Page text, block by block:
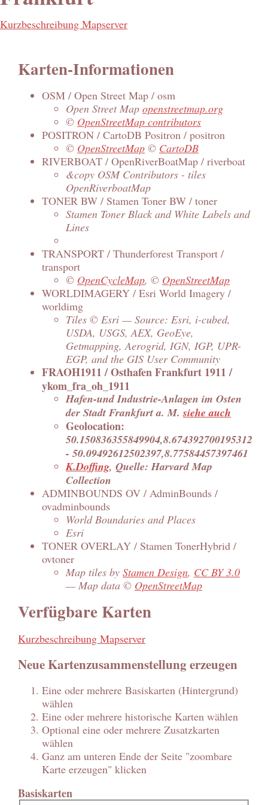
Kurzbeschreibung Mapserver
Karten-Informationen
OSM / Open Street Map / osm
Open Street Map openstreetmap.org
© OpenStreetMap contributors
POSITRON / CartoDB Positron / positron
© OpenStreetMap © CartoDB
RIVERBOAT / OpenRiverBoatMap / riverboat
&copy OSM Contributors - tiles
OpenRiverboatMap
TONER BW / Stamen Toner BW / toner
Stamen Toner Black and White Labels and
Lines
TRANSPORT / Thunderforest Transport /
transport
© OpenCycleMap, © OpenStreetMap
WORLDIMAGERY / Esri World Imagery /
worldimg
Tiles © Esri — Source: Esri, i-cubed,
USDA, USGS, AEX, GeoEye,
Getmapping, Aerogrid, IGN, IGP, UPR-
EGP, and the GIS User Community
FRAOH1911 / Osthafen Frankfurt 1911 /
ykom_fra_oh_1911
Hafen-und Industrie-Anlagen im Osten
der Stadt Frankfurt a. M.siehe auch
Geolocation:
50.150836355849904,8.674392700195312
- 50.09492612502397,8.77584457397461
K.Doffing, Quelle: Harvard Map
Collection
ADMINBOUNDS OV / AdminBounds /
ovadminbounds
World Boundaries and Places
Esri
TONER OVERLAY / Stamen TonerHybrid /
ovtoner
Map tiles by Stamen Design, CC BY 3.0
— Map data © OpenStreetMap
Verfügbare Karten
Kurzbeschreibung Mapserver
Neue Kartenzusammenstellung erzeugen
Eine oder mehrere Basiskarten (Hintergrund)
wählen
Eine oder mehrere historische Karten wählen
Optional eine oder mehrere Zusatzkarten
wählen
Ganz am unteren Ende der Seite "zoombare
Karte erzeugen" klicken
Basiskarten